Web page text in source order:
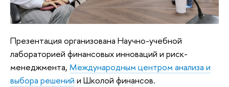
Презентация организована Научно-учебной
лабораторией финансовых инноваций и риск-
менеджмента, Международным центром анализа и
выбора решений и Школой финансов.